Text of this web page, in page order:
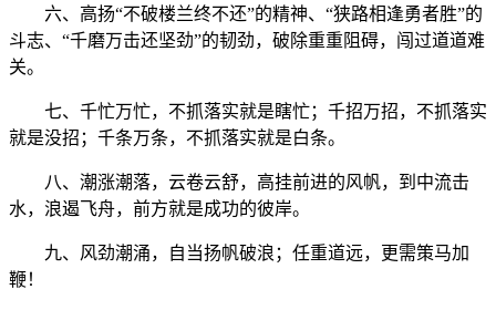
六、高扬“不破楼兰终不还”的精神、“狭路相逢勇者胜”的
斗志、“千磨万击还坚劲”的韧劲，破除重重阻碍，闯过道道难
关。
七、千忙万忙，不抓落实就是瞎忙；千招万招，不抓落实
就是没招；千条万条，不抓落实就是白条。
八、潮涨潮落，云卷云舒，高挂前进的风帆，到中流击
水，浪遏飞舟，前方就是成功的彼岸。
九、风劲潮涌，自当扬帆破浪；任重道远，更需策马加
鞭！